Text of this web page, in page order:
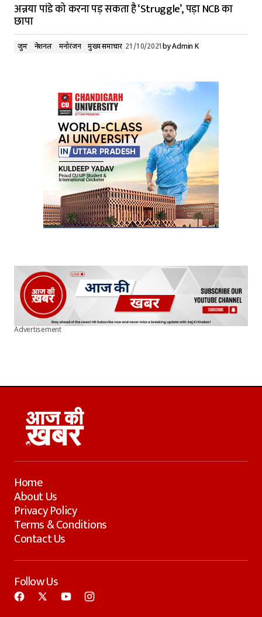
अन्नया पांडे को करना पड़ सकता है ‘Struggle’, पड़ा NCB का
छापा
जुर्म नेशनल मनोरंजन मुख्य समाचार 21/10/2021byAdmin K
Advertisement
Home
About Us
Privacy Policy
Terms & Conditions
Contact Us
Follow Us